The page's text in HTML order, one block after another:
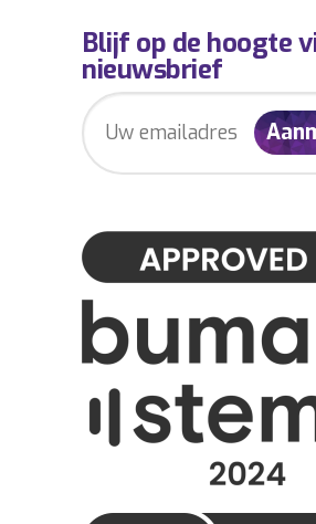
Blijf op de hoogte
nieuwsbrief